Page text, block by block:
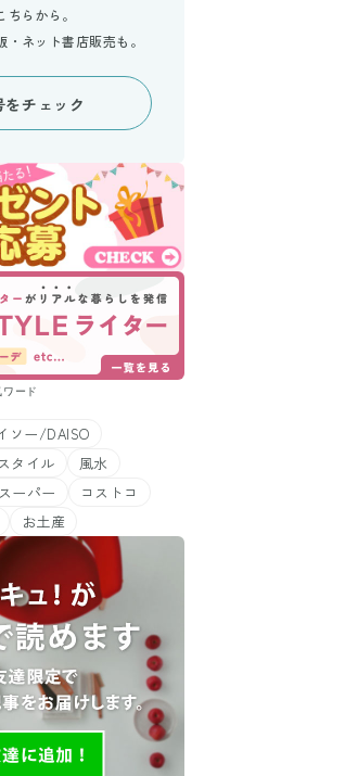
ちらから。
・ネット書店販売も。
をチェック
ワード
ソー/DAISO
タイル
風水
ーパー
コストコ
お土産